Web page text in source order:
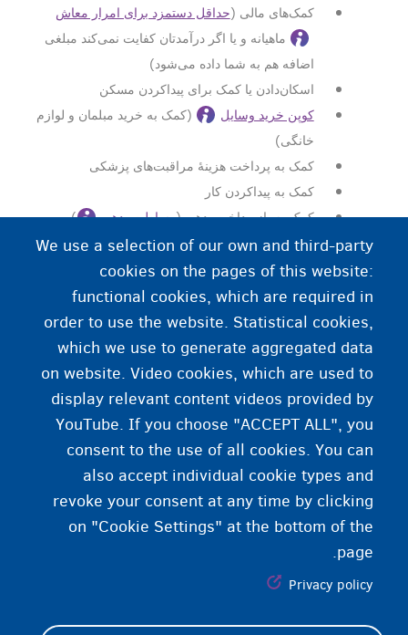
کمک‌های مالی (حداقل دستمزد برای امرار معاش
ماهیانه و یا اگر درآمد‌تان کفایت نمی‌کند مبلغی
اضافه هم به شما داده می‌شود)
اسکان‌دادن یا کمک برای پیدا‌کردن مسکن
کوپن خرید وسایل
(کمک به خرید مبلمان و لوازم
خانگی)
کمک به پرداخت هزینۀ مراقبت‌های پزشکی
کمک به پیداکردن کار
کمک به بازپرداخت بدهی (وساطت بدهی
)
کمک‌های روانی- اجتماعی
اگر به کمک اجتماعی نیاز دارید، به
CPAS/OCMW شهرداری محل
سکونت خود مراجعه کنید.
We use a selection of our own and third-party
cookies on the pages of this website:
functional cookies, which are required in
order to use the website. Statistical cookies,
which we use to generate aggregated data
on website. Video cookies, which are used to
display relevant content videos provided by
YouTube. If you choose "ACCEPT ALL", you
consent to the use of all cookies. You can
also accept individual cookie types and
revoke your consent at any time by clicking
on "Cookie Settings" at the bottom of the
page.
Privacy policy